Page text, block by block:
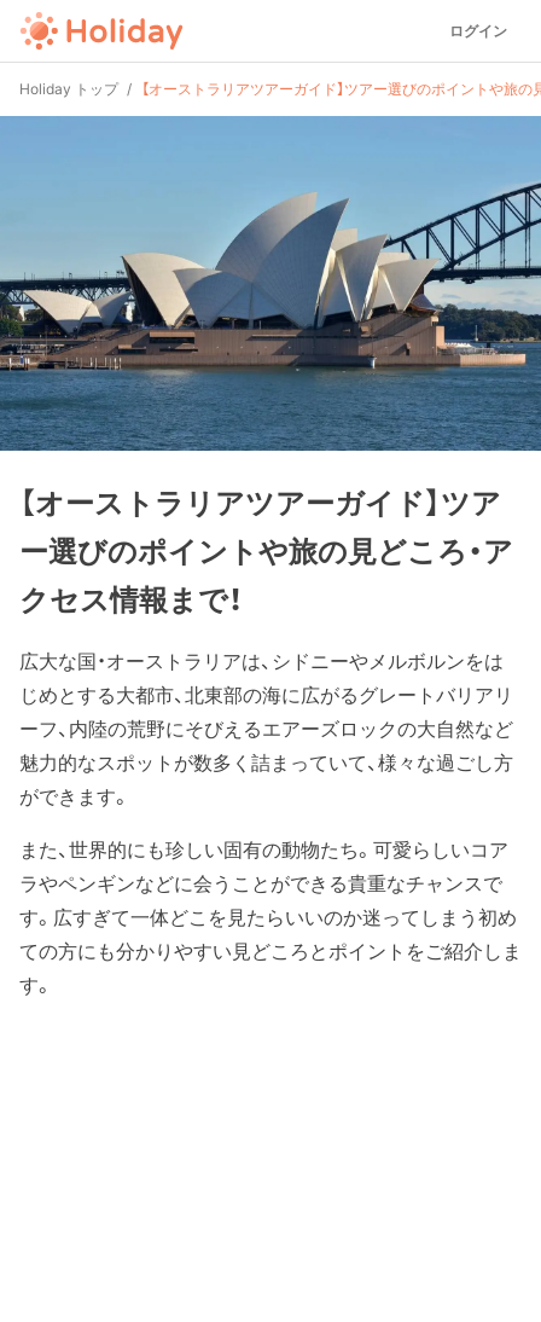
ログイン
Holiday トップ 【オーストラリアツアーガイド】ツアー選びのポイントや旅の
【オーストラリアツアーガイド】ツア
ー選びのポイントや旅の見どころ・ア
クセス情報まで！
広大な国・オーストラリアは、シドニーやメルボルンをは
じめとする大都市、北東部の海に広がるグレートバリアリ
ーフ、内陸の荒野にそびえるエアーズロックの大自然など
魅力的なスポットが数多く詰まっていて、様々な過ごし方
ができます。
また、世界的にも珍しい固有の動物たち。可愛らしいコア
ラやペンギンなどに会うことができる貴重なチャンスで
す。広すぎて一体どこを見たらいいのか迷ってしまう初め
ての方にも分かりやすい見どころとポイントをご紹介しま
す。